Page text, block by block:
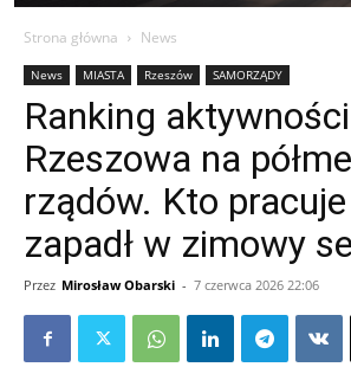
Strona główna News
News MIASTA Rzeszów SAMORZĄDY
Ranking
Rzeszowa na
rządów. Kto
zapadł w zimowy
Przez Mirosław Obarski - 7 czerwca 2026 22:06